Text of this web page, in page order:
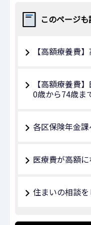
このページ
【高額療養費
【高額療養費
0歳から74歳ま
各区保険年金
医療費が高額に
住まいの相談